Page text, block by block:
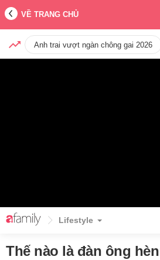
VỀ TRANG CHỦ
Anh trai vượt ngàn chông gai 2026
Lifestyle
Thế nào là đàn ông